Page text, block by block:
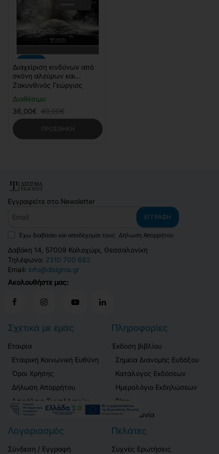
Διαθέσιμο
Διαχείριση κινδύνων από
σκόνη αλεύρων και
υγραέριο (LPG) σε
Ζακυνθινός Γεώργιος
36,00€ 40,00€
ΠΡΟΣΘΉΚΗ
Εγγραφείτε στο Newsletter
ΕΓΓΡΑΦΉ
Έχω διαβάσει και αποδέχομαι τους Δήλωση Απορρήτου
Δαβάκη 14, 57009 Καλοχώρι, Θεσσαλονίκη
Τηλέφωνο: 2310 700 682
Email: info@disigma.gr
Ακολουθήστε μας:
Σχετικά με εμάς
Εταιρία
Εταιρική Κοινωνική Ευθύνη
Όροι Χρήσης
Δήλωση Απορρήτου
Ασφάλεια Συναλλαγών
Πληροφορίες
Έκδοση βιβλίου
Σημεία Διανομής Ευδόξου
Κατάλογος Εκδόσεων
Ημερολόγιο Εκδηλώσεων
Blog
Επικοινωνία
Λογαριασμός
Σύνδεση / Εγγραφή
Πελάτες
Συχνές Ερωτήσεις